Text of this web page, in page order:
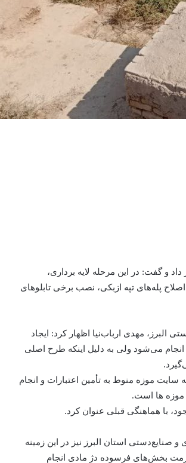
و گفت: در این مرحله لایه برداری،
پله‌های تپه ازبکی، نصب برخی تابلوهای
مهدی ارباب‌نیا اظهار کرد: ایجاد
می‌شود ولی به دلیل اینکه طرح اصلی
سایت موزه منوط به تأمین اعتبارات و انجام
موزه ها است.
با هماهنگی‌ قبلی عنوان کرد.
استان البرز نیز در این زمینه
بخش‌های فرسوده دژ مادی انجام